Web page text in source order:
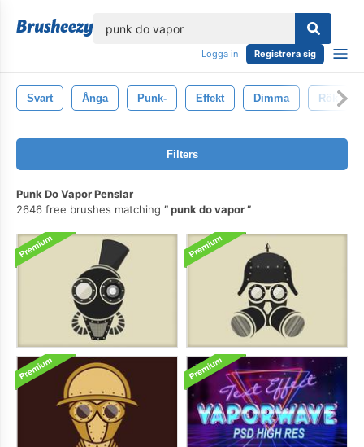
Logga in Registrera sig
Svart Ånga Punk- Effekt Dimma Rök
Filters
Punk Do Vapor Penslar
2646 free brushes matching
punk do vapor